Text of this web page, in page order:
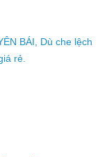
BÁI, Dù che lệch
rẻ.